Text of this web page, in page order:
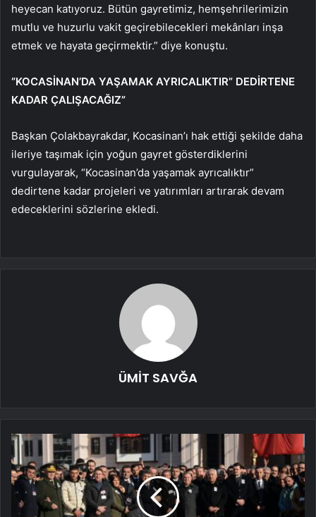
heyecan katıyoruz. Bütün gayretimiz, hemşehrilerimizin
mutlu ve huzurlu vakit geçirebilecekleri mekânları inşa
etmek ve hayata geçirmektir.” diye konuştu.
“KOCASİNAN’DA YAŞAMAK AYRICALIKTIR” DEDİRTENE
KADAR ÇALIŞACAĞIZ”
Başkan Çolakbayrakdar, Kocasinan’ı hak ettiği şekilde daha
ileriye taşımak için yoğun gayret gösterdiklerini
vurgulayarak, “Kocasinan’da yaşamak ayrıcalıktır”
dedirtene kadar projeleri ve yatırımları artırarak devam
edeceklerini sözlerine ekledi.
ÜMİT SAVĞA